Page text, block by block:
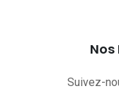
Nos
Suivez-